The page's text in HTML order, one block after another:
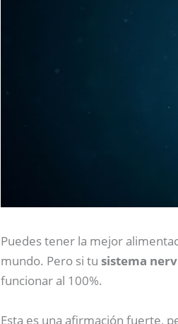
Puedes tener la mejor
mundo. Pero si tu sistema
funcionar al 100%.
Esta es una afirmación fuerte,